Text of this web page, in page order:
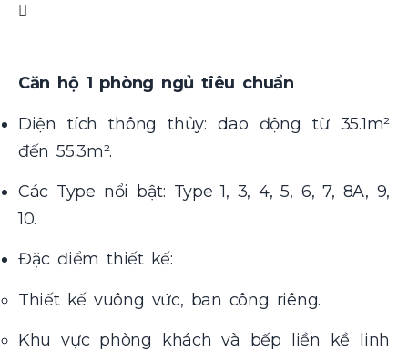
Căn hộ 1 phòng ngủ tiêu chuẩn
Diện tích thông thủy: dao động từ 35.1m²
đến 55.3m².
Các Type nổi bật: Type 1, 3, 4, 5, 6, 7, 8A, 9,
10.
Đặc điểm thiết kế:
Thiết kế vuông vức, ban công riêng.
Khu vực phòng khách và bếp liền kề linh